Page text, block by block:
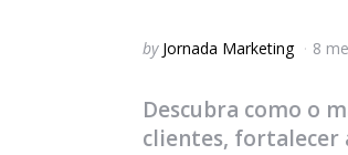
Posted
by Jornada Marketing 8
Descubra como o
clientes, fortalecer